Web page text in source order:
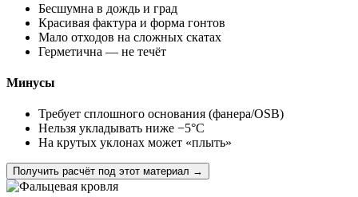
Бесшумна в дождь и град
Красивая фактура и форма гонтов
Мало отходов на сложных скатах
Герметична — не течёт
Минусы
Требует сплошного основания (фанера/OSB)
Нельзя укладывать ниже −5°C
На крутых уклонах может «плыть»
Получить расчёт под этот материал →